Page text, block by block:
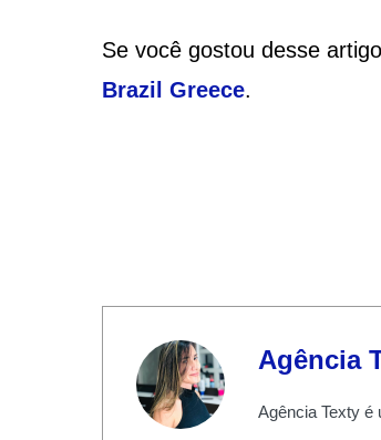
Se você gostou desse
Brazil Greece.
Agência
Agência Texty é